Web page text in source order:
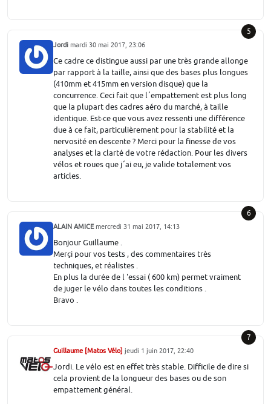
5
Jordi mardi 30 mai 2017, 23:06
Ce cadre ce distingue aussi par une très grande allonge
par rapport à la taille, ainsi que des bases plus longues
(410mm et 415mm en version disque) que la
concurrence. Ceci fait que l´empattement est plus long
que la plupart des cadres aéro du marché, à taille
identique. Est-ce que vous avez ressenti une différence
due à ce fait, particulièrement pour la stabilité et la
nervosité en descente ? Merci pour la finesse de vos
analyses et la clarté de votre rédaction. Pour les divers
vélos et roues que j´ai eu, je valide totalement vos
articles.
6
ALAIN AMICEmercredi 31 mai 2017, 14:13
Bonjour Guillaume .
Merçi pour vos tests , des commentaires très
techniques, et réalistes .
En plus la durée de l 'essai ( 600 km) permet vraiment
de juger le vélo dans toutes les conditions .
Bravo .
7
Guillaume [Matos Vélo] jeudi 1 juin 2017, 22:40
Jordi. Le vélo est en effet très stable. Difficile de dire si
cela provient de la longueur des bases ou de son
empattement général.